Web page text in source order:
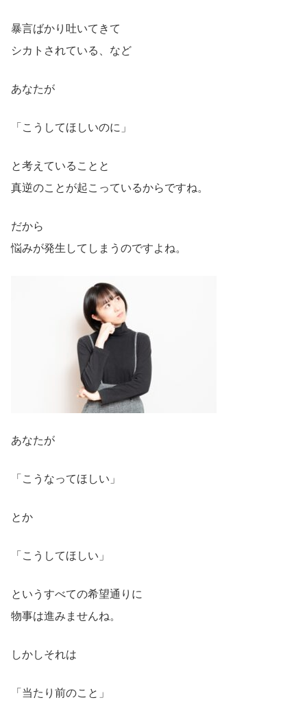
暴言ばかり吐いてきて
シカトされている、など
あなたが
「こうしてほしいのに」
と考えていることと
真逆のことが起こっているからですね。
だから
悩みが発生してしまうのですよね。
あなたが
「こうなってほしい」
とか
「こうしてほしい」
というすべての希望通りに
物事は進みませんね。
しかしそれは
「当たり前のこと」